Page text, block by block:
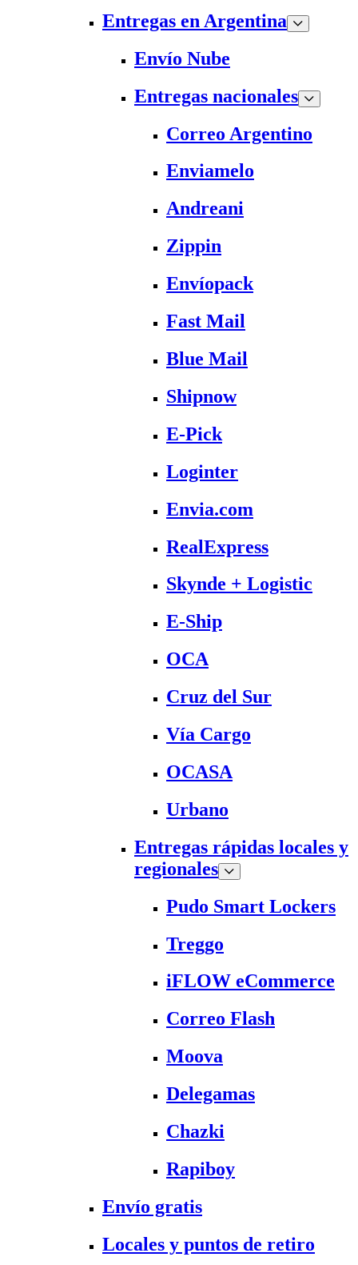
Entregas en Argentina
Envío Nube
Entregas nacionales
Correo Argentino
Enviamelo
Andreani
Zippin
Envíopack
Fast Mail
Blue Mail
Shipnow
E-Pick
Loginter
Envia.com
RealExpress
Skynde + Logistic
E-Ship
OCA
Cruz del Sur
Vía Cargo
OCASA
Urbano
Entregas rápidas locales y
regionales
Pudo Smart Lockers
Treggo
iFLOW eCommerce
Correo Flash
Moova
Delegamas
Chazki
Rapiboy
Envío gratis
Locales y puntos de retiro